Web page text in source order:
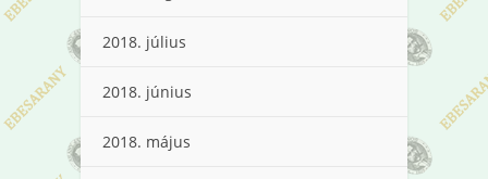
2018. július
2018. június
2018. május